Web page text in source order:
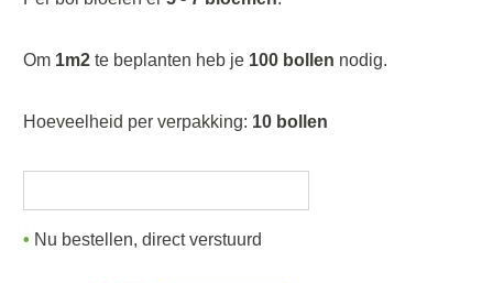
Om 1m2 te beplanten heb je 100 bollen nodig.
Hoeveelheid per verpakking: 10 bollen
Nu bestellen, direct verstuurd